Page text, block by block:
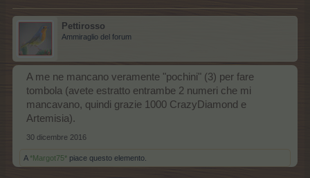
Pettirosso
Ammiraglio del forum
A me ne mancano veramente "pochini" (3) per fare
tombola (avete estratto entrambe 2 numeri che mi
mancavano, quindi grazie 1000 CrazyDiamond e
Artemisia).
30 dicembre 2016
A *Margot75* piace questo elemento.